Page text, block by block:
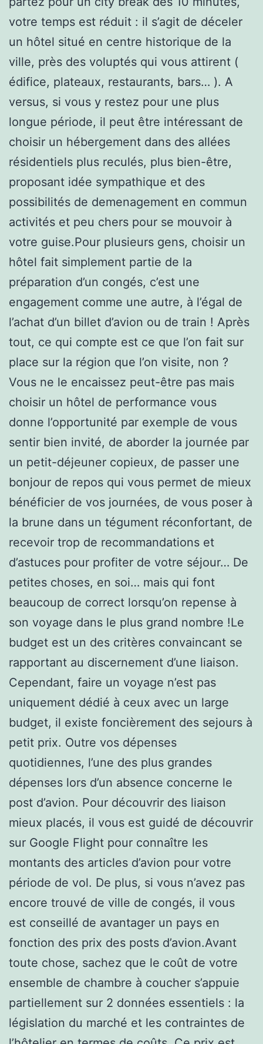
votre temps est réduit : il s’agit de déceler
un hôtel situé en centre historique de la
ville, près des voluptés qui vous attirent (
édifice, plateaux, restaurants, bars… ). A
versus, si vous y restez pour une plus
longue période, il peut être intéressant de
choisir un hébergement dans des allées
résidentiels plus reculés, plus bien-être,
proposant idée sympathique et des
possibilités de demenagement en commun
activités et peu chers pour se mouvoir à
votre guise.Pour plusieurs gens, choisir un
hôtel fait simplement partie de la
préparation d’un congés, c’est une
engagement comme une autre, à l’égal de
l’achat d’un billet d’avion ou de train ! Après
tout, ce qui compte est ce que l’on fait sur
place sur la région que l’on visite, non ?
Vous ne le encaissez peut-être pas mais
choisir un hôtel de performance vous
donne l’opportunité par exemple de vous
sentir bien invité, de aborder la journée par
un petit-déjeuner copieux, de passer une
bonjour de repos qui vous permet de mieux
bénéficier de vos journées, de vous poser à
la brune dans un tégument réconfortant, de
recevoir trop de recommandations et
d’astuces pour profiter de votre séjour… De
petites choses, en soi… mais qui font
beaucoup de correct lorsqu’on repense à
son voyage dans le plus grand nombre !Le
budget est un des critères convaincant se
rapportant au discernement d’une liaison.
Cependant, faire un voyage n’est pas
uniquement dédié à ceux avec un large
budget, il existe foncièrement des sejours à
petit prix. Outre vos dépenses
quotidiennes, l’une des plus grandes
dépenses lors d’un absence concerne le
post d’avion. Pour découvrir des liaison
mieux placés, il vous est guidé de découvrir
sur Google Flight pour connaître les
montants des articles d’avion pour votre
période de vol. De plus, si vous n’avez pas
encore trouvé de ville de congés, il vous
est conseillé de avantager un pays en
fonction des prix des posts d’avion.Avant
toute chose, sachez que le coût de votre
ensemble de chambre à coucher s’appuie
partiellement sur 2 données essentiels : la
législation du marché et les contraintes de